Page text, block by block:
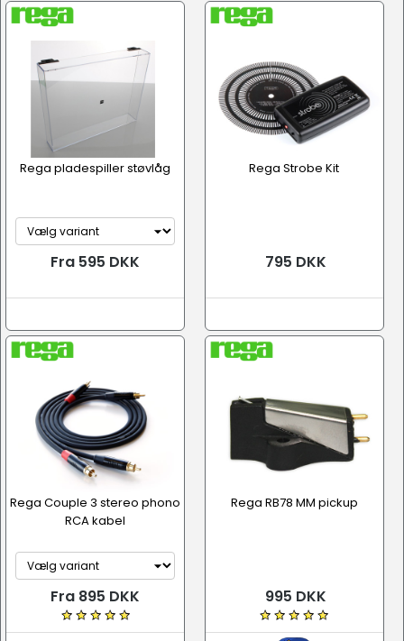
Rega pladespiller støvlåg
Fra 595 DKK
Rega Strobe Kit
795 DKK
Rega Couple 3 stereo phono
RCA kabel
Fra 895 DKK
Rega RB78 MM pickup
995 DKK